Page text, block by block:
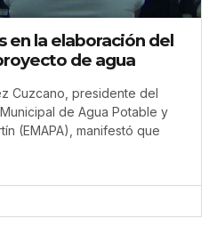
en la elaboración del
de agua
Cuzcano, presidente del
de Agua Potable y
(EMAPA), manifestó que